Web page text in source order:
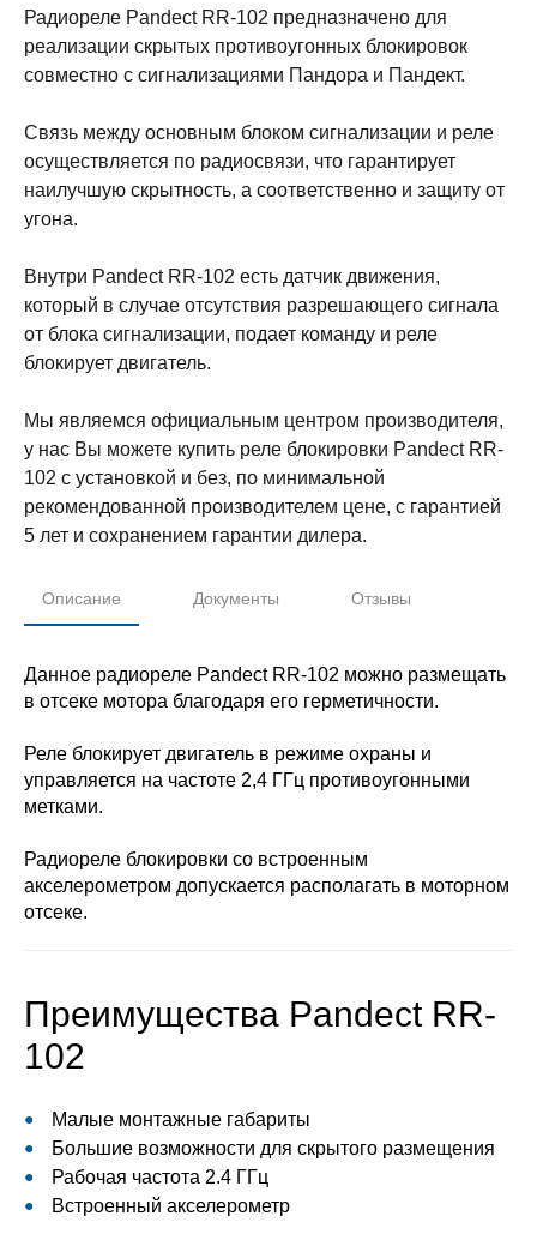
Радиореле Pandect RR-102 предназначено для
реализации скрытых противоугонных блокировок
совместно с сигнализациями Пандора и Пандект.
Связь между основным блоком сигнализации и реле
осуществляется по радиосвязи, что гарантирует
наилучшую скрытность, а соответственно и защиту от
угона.
Внутри Pandect RR-102 есть датчик движения,
который в случае отсутствия разрешающего сигнала
от блока сигнализации, подает команду и реле
блокирует двигатель.
Мы являемся официальным центром производителя,
у нас Вы можете купить реле блокировки Pandect RR-
102 с установкой и без, по минимальной
рекомендованной производителем цене, с гарантией
5 лет и сохранением гарантии дилера.
Описание Документы Отзывы
Данное радиореле Pandect RR-102 можно размещать
в отсеке мотора благодаря его герметичности.
Реле блокирует двигатель в режиме охраны и
управляется на частоте 2,4 ГГц противоугонными
метками.
Радиореле блокировки со встроенным
акселерометром допускается располагать в моторном
отсеке.
Преимущества Pandect RR-
102
Малые монтажные габариты
Большие возможности для скрытого размещения
Рабочая частота 2.4 ГГц
Встроенный акселерометр